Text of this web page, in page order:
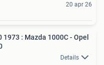
20 apr 26
: Mazda 1000C - Opel
Details